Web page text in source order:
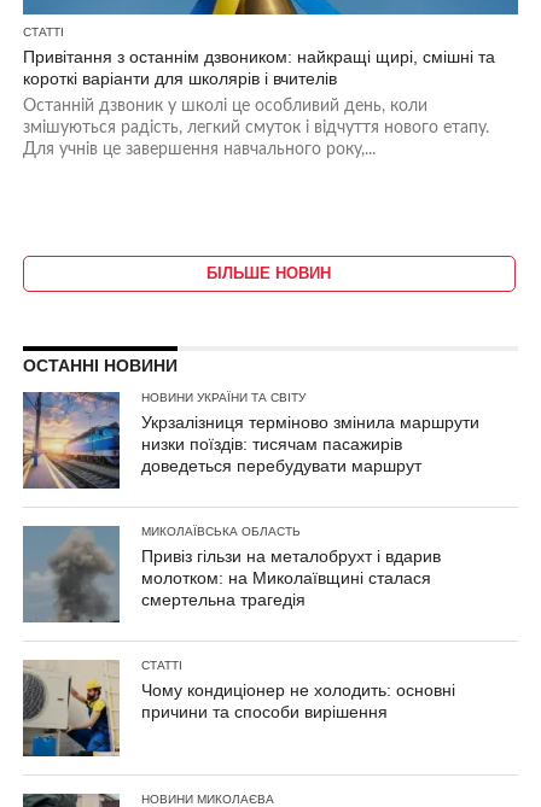
СТАТТІ
Привітання з останнім дзвоником: найкращі щирі, смішні та
короткі варіанти для школярів і вчителів
Останній дзвоник у школі це особливий день, коли
змішуються радість, легкий смуток і відчуття нового етапу.
Для учнів це завершення навчального року,...
БІЛЬШЕ НОВИН
ОСТАННІ НОВИНИ
НОВИНИ УКРАЇНИ ТА СВІТУ
Укрзалізниця терміново змінила маршрути
низки поїздів: тисячам пасажирів
доведеться перебудувати маршрут
МИКОЛАЇВСЬКА ОБЛАСТЬ
Привіз гільзи на металобрухт і вдарив
молотком: на Миколаївщині сталася
смертельна трагедія
СТАТТІ
Чому кондиціонер не холодить: основні
причини та способи вирішення
НОВИНИ МИКОЛАЄВА